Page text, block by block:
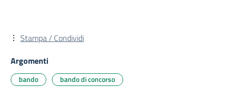
Stampa / Condividi
Argomenti
bando bando di concorso